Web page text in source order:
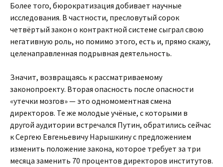
Более того, бюрократизация добивает научные
исследования. В частности, пресловутый сорок
четвёртый закон о контрактной системе сыграл свою
негативную роль, но помимо этого, есть и, прямо скажу,
целенаправленная подрывная деятельность.
Значит, возвращаясь к рассматриваемому
законопроекту. Вторая опасность после опасности
«утечки мозгов» — это одномоментная смена
директоров. Те же молодые учёные, с которыми в
другой аудитории встречался Путин, обратились сейчас
к Сергею Евгеньевичу Нарышкину с предложением
изменить положение закона, которое требует за три
месяца заменить 70 процентов директоров институтов.